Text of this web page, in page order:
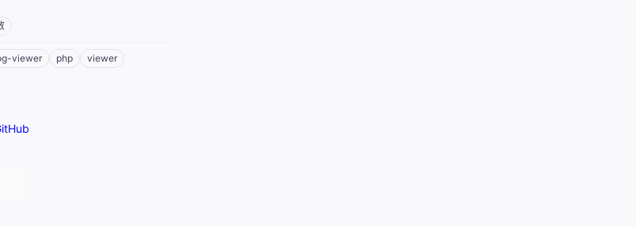
viewer php
viewer